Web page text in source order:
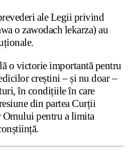
ale Legii privind
o zawodach lekarza) au
o victorie importantă pentru
creștini – și nu doar –
în condițiile în care
din partea Curții
pentru a limita